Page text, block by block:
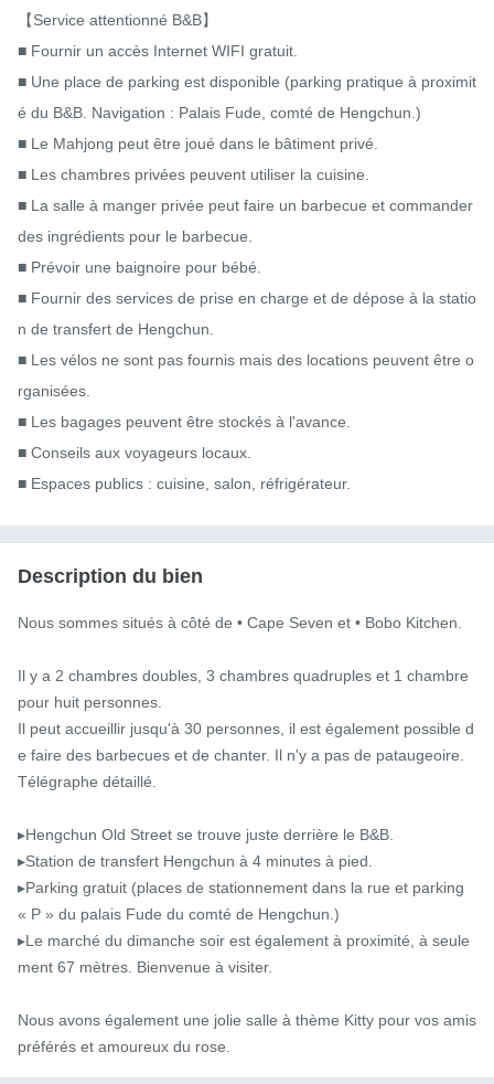
【Service attentionné B&B】
■ Fournir un accès Internet WIFI gratuit.
■ Une place de parking est disponible (parking pratique à proximit
é du B&B. Navigation : Palais Fude, comté de Hengchun.)
■ Le Mahjong peut être joué dans le bâtiment privé.
■ Les chambres privées peuvent utiliser la cuisine.
■ La salle à manger privée peut faire un barbecue et commander
des ingrédients pour le barbecue.
■ Prévoir une baignoire pour bébé.
■ Fournir des services de prise en charge et de dépose à la statio
n de transfert de Hengchun.
■ Les vélos ne sont pas fournis mais des locations peuvent être o
rganisées.
■ Les bagages peuvent être stockés à l'avance.
■ Conseils aux voyageurs locaux.
■ Espaces publics : cuisine, salon, réfrigérateur.
Description du bien
Nous sommes situés à côté de • Cape Seven et • Bobo Kitchen.
Il y a 2 chambres doubles, 3 chambres quadruples et 1 chambre
pour huit personnes.
Il peut accueillir jusqu'à 30 personnes, il est également possible d
e faire des barbecues et de chanter. Il n'y a pas de pataugeoire.
Télégraphe détaillé.
▸Hengchun Old Street se trouve juste derrière le B&B.
▸Station de transfert Hengchun à 4 minutes à pied.
▸Parking gratuit (places de stationnement dans la rue et parking
« P » du palais Fude du comté de Hengchun.)
▸Le marché du dimanche soir est également à proximité, à seule
ment 67 mètres. Bienvenue à visiter.
Nous avons également une jolie salle à thème Kitty pour vos amis
préférés et amoureux du rose.